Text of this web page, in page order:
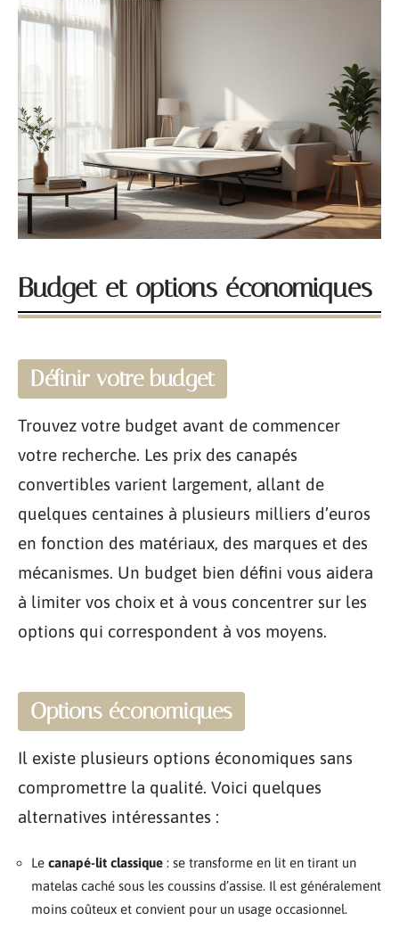
Budget et options économiques
Définir votre budget
Trouvez votre budget avant de commencer
votre recherche. Les prix des canapés
convertibles varient largement, allant de
quelques centaines à plusieurs milliers d’euros
en fonction des matériaux, des marques et des
mécanismes. Un budget bien défini vous aidera
à limiter vos choix et à vous concentrer sur les
options qui correspondent à vos moyens.
Options économiques
Il existe plusieurs options économiques sans
compromettre la qualité. Voici quelques
alternatives intéressantes :
Le canapé-lit classique : se transforme en lit en tirant un
matelas caché sous les coussins d’assise. Il est généralement
moins coûteux et convient pour un usage occasionnel.